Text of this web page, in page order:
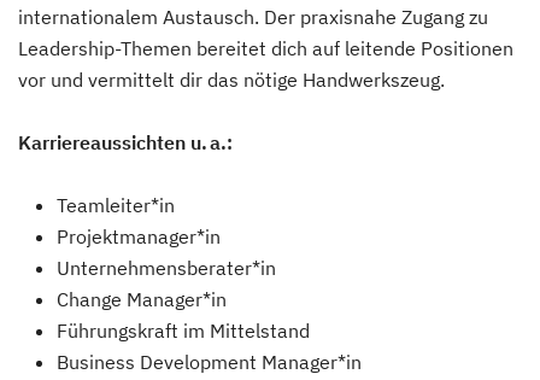
internationalem Austausch. Der praxisnahe Zugang zu
Leadership-Themen bereitet dich auf leitende Positionen
vor und vermittelt dir das nötige Handwerkszeug.
Karriereaussichten u. a.:
Teamleiter*in
Projektmanager*in
Unternehmensberater*in
Change Manager*in
Führungskraft im Mittelstand
Business Development Manager*in